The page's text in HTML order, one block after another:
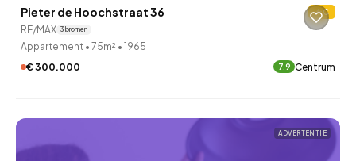
Onder bod
Pieter de Hoochstraat 36 C
RE/MAX 3 bronnen
Appartement • 75m² • 1965
€ 300.000
7.9 Centrum
ADVERTENTIE